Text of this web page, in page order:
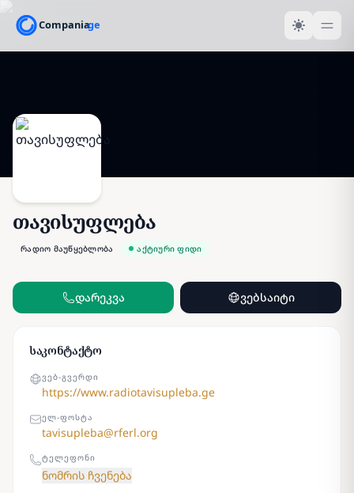
თავისუფლება
რადიო მაუწყებლობა აქტიური ფიდი
დარეკვა ვებსაიტი
საკონტაქტო
ᲕᲔᲑ-ᲒᲕᲔᲠᲓᲘ
https://www.radiotavisupleba.ge
ᲔᲚ-ᲤᲝᲡᲢᲐ
tavisupleba@rferl.org
ᲢᲔᲚᲔᲤᲝᲜᲘ
ნომრის ჩვენება